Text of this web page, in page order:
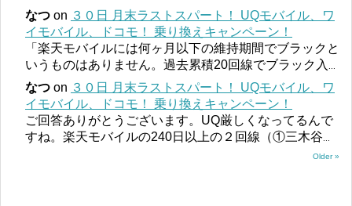
なつ on ３０日 月末ラストスパート！ UQモバイル、ワ
イモバイル、ドコモ！ 乗り換えキャンペーン！
「楽天モバイルには何ヶ月以下の維持期間でブラックと
いうものはありません。過去累積20回線でブラック入
なつ on ３０日 月末ラストスパート！ UQモバイル、ワ
イモバイル、ドコモ！ 乗り換えキャンペーン！
ご回答ありがとうございます。UQ厳しくなってるんで
すね。楽天モバイルの240日以上の２回線（①三木谷
Older »